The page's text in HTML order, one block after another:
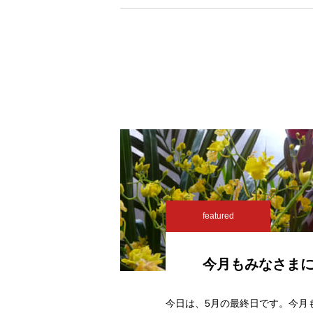
featured
今月もみなさま
今日は、5月の最終日です。今